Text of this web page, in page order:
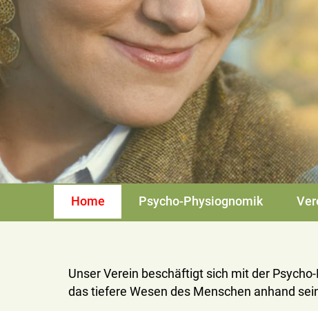
Home Psycho-Physiognomik
Unser Verein beschäftigt sich mit der
das tiefere Wesen des Menschen anhand